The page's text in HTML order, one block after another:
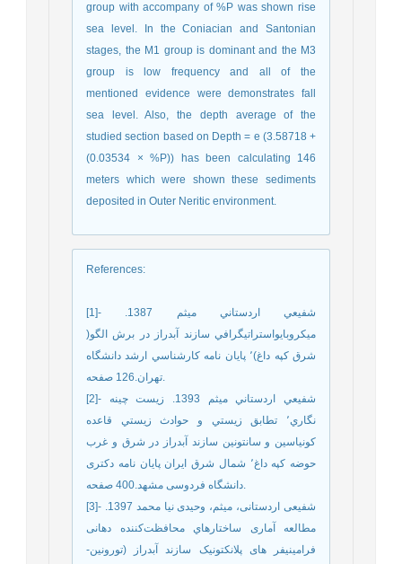
group with accompany of %P was shown rise
sea level. In the Coniacian and Santonian
stages, the M1 group is dominant and the M3
group is low frequency and all of the
mentioned evidence were demonstrates fall
sea level. Also, the depth average of the
studied section based on Depth = e (3.58718 +
(0.03534 × %P)) has been calculating 146
meters which were shown these sediments
deposited in Outer Neritic environment.
References:
[1]- شفيعي اردستاني ميثم 1387.
ميكروبايواستراتيگرافي سازند آبدراز در برش الگو(
شرق كپه داغ)٬ پايان نامه كارشناسي ارشد دانشگاه
تهران.126 صفحه.
[2]- شفيعي اردستاني ميثم 1393. زيست چينه
نگاري٬ تطابق زيستي و حوادث زيستي قاعده
كونياسين و سانتونين سازند آبدراز در شرق و غرب
حوضه كپه داغ٬ شمال شرق ايران پايان نامه دکتری
دانشگاه فردوسی مشهد.400 صفحه.
[3]- شفیعی اردستانی، میثم، وحیدی نیا محمد 1397.
مطالعه آماری ساختارهاي محافظت‌کننده دهانی
فرامینیفر های پلانکتونیک سازند آبدراز (تورونین-